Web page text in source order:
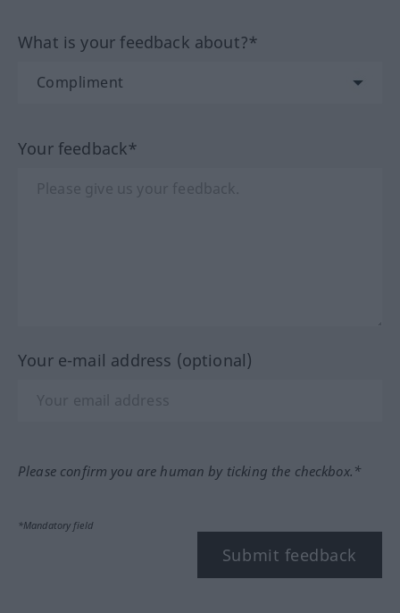
What is your feedback about?*
Your feedback*
Your e-mail address (optional)
Please confirm you are human by ticking the checkbox.*
*Mandatory field
Submit feedback